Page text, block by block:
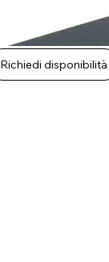
Richiedi disponibilità